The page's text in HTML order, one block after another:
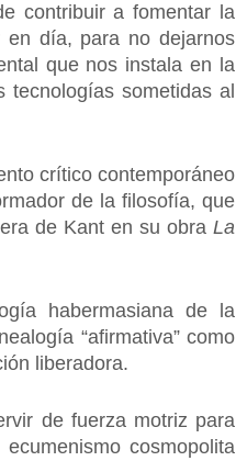
contribuir a fomentar la
en día, para no dejarnos
que nos instala en la
sometidas al
crítico contemporáneo
de la filosofía, que
de Kant en su obra La
habermasiana de la
“afirmativa” como
liberadora.
de fuerza motriz para
cosmopolita